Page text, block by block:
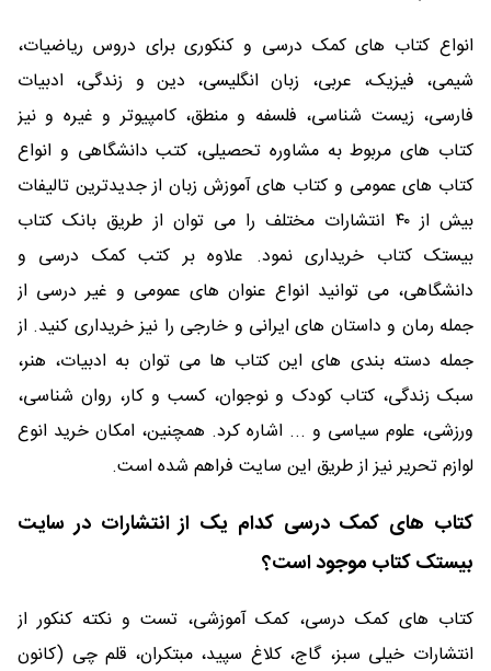
انواع کتاب های کمک درسی و کنکوری برای دروس ریاضیات،
شیمی، فیزیک، عربی، زبان انگلیسی، دین و زندگی، ادبیات
فارسی، زیست شناسی، فلسفه و منطق، کامپیوتر و غیره و نیز
کتاب های مربوط به مشاوره تحصیلی، کتب دانشگاهی و انواع
کتاب های عمومی و کتاب های آموزش زبان از جدیدترین تالیفات
بیش از ۴۰ انتشارات مختلف را می توان از طریق بانک کتاب
بیستک کتاب خریداری نمود. علاوه بر کتب کمک درسی و
دانشگاهی، می توانید انواع عنوان های عمومی و غیر درسی از
جمله رمان و داستان های ایرانی و خارجی را نیز خریداری کنید. از
جمله دسته بندی های این کتاب ها می توان به ادبیات، هنر،
سبک زندگی، کتاب کودک و نوجوان، کسب و کار، روان شناسی،
ورزشی، علوم سیاسی و ... اشاره کرد. همچنین، امکان خرید انوع
لوازم تحریر نیز از طریق این سایت فراهم شده است.
کتاب های کمک درسی کدام یک از انتشارات در سایت
بیستک کتاب موجود است؟
کتاب های کمک درسی، کمک آموزشی، تست و نکته کنکور از
انتشارات خیلی سبز، گاج، کلاغ سپید، مبتکران، قلم چی (کانون